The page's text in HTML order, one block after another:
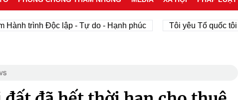
trình Độc lập - Tự do - Hạnh phúc Tôi yêu Tổ quốc tôi